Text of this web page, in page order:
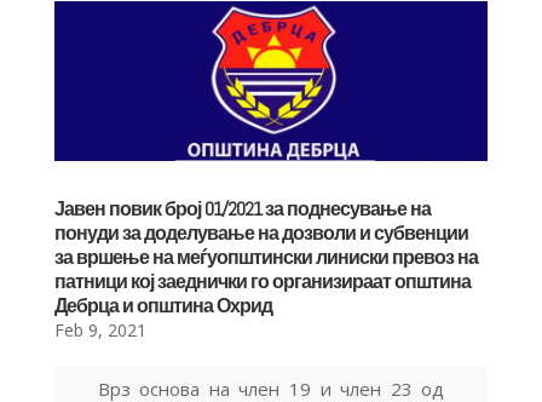
Јавен повик број 01/2021 за поднесување на
понуди за доделување на дозволи и субвенции
за вршење на меѓуопштински линиски превоз на
патници кој заеднички го организираат општина
Дебрца и општина Охрид
Feb 9, 2021
Врз основа на член 19 и член 23 од